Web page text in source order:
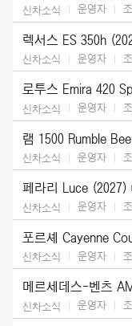
신차소식 운영자
렉서스 ES 350h
신차소식 운영자
로투스 Emira 420
신차소식 운영자
램 1500 Rumble
신차소식 운영자
페라리 Luce (2027)
신차소식 운영자
포르셰 Cayenne
신차소식 운영자
신차소식 운영자